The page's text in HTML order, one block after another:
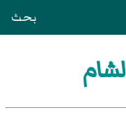
بحث